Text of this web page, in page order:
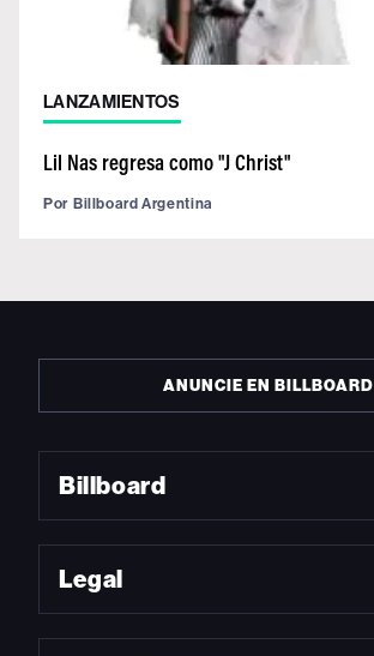
LANZAMIENTOS
Lil Nas regresa como "J Christ"
Por Billboard Argentina
ANUNCIE EN BILLBOARD
Billboard
Legal